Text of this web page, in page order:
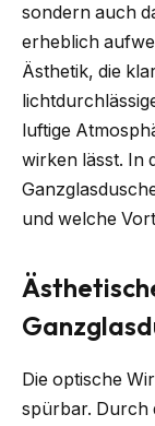
sondern auch
erheblich
Ästhetik, die
luftige
wirken lässt. In
und welche
Die optische
spürbar. Durch